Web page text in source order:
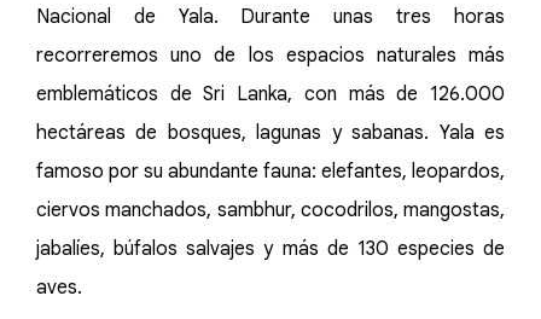
Nacional de Yala. Durante unas tres horas
recorreremos uno de los espacios naturales más
emblemáticos de Sri Lanka, con más de 126.000
hectáreas de bosques, lagunas y sabanas. Yala es
famoso por su abundante fauna: elefantes, leopardos,
ciervos manchados, sambhur, cocodrilos, mangostas,
jabalíes, búfalos salvajes y más de 130 especies de
aves.